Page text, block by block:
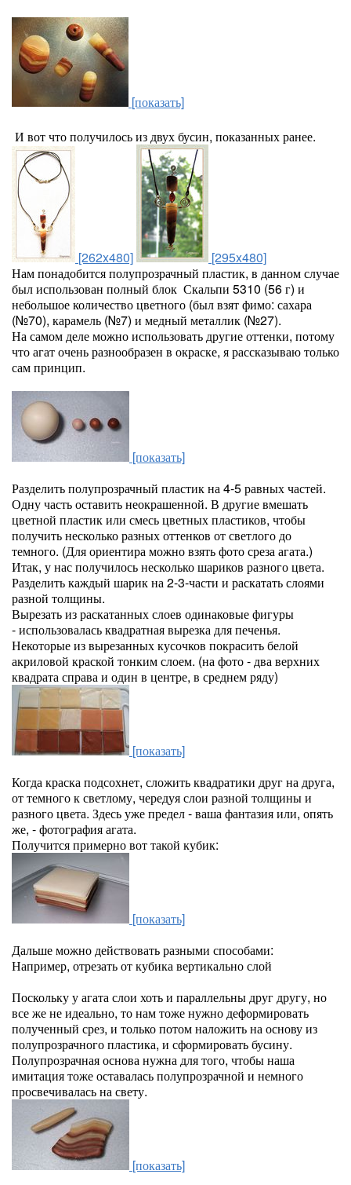
[показать]
И вот что получилось из двух бусин, показанных ранее.
[262x480]
[295x480]
Нам понадобится полупрозрачный пластик, в данном случае
был использован полный блок Скальпи 5310 (56 г) и
небольшое количество цветного (был взят фимо: сахара
(№70), карамель (№7) и медный металлик (№27).
На самом деле можно использовать другие оттенки, потому
что агат очень разнообразен в окраске, я рассказываю только
сам принцип.
[показать]
Разделить полупрозрачный пластик на 4-5 равных частей.
Одну часть оставить неокрашенной. В другие вмешать
цветной пластик или смесь цветных пластиков, чтобы
получить несколько разных оттенков от светлого до
темного. (Для ориентира можно взять фото среза агата.)
Итак, у нас получилось несколько шариков разного цвета.
Разделить каждый шарик на 2-3-части и раскатать слоями
разной толщины.
Вырезать из раскатанных слоев одинаковые фигуры
- использовалась квадратная вырезка для печенья.
Некоторые из вырезанных кусочков покрасить белой
акриловой краской тонким слоем. (на фото - два верхних
квадрата справа и один в центре, в среднем ряду)
[показать]
Когда краска подсохнет, сложить квадратики друг на друга,
от темного к светлому, чередуя слои разной толщины и
разного цвета. Здесь уже предел - ваша фантазия или, опять
же, - фотография агата.
Получится примерно вот такой кубик:
[показать]
Дальше можно действовать разными способами:
Например, отрезать от кубика вертикально слой
Поскольку у агата слои хоть и параллельны друг другу, но
все же не идеально, то нам тоже нужно деформировать
полученный срез, и только потом наложить на основу из
полупрозрачного пластика, и сформировать бусину.
Полупрозрачная основа нужна для того, чтобы наша
имитация тоже оставалась полупрозрачной и немного
просвечивалась на свету.
[показать]